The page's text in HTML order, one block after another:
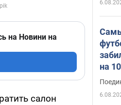
на Новини на
салон
на